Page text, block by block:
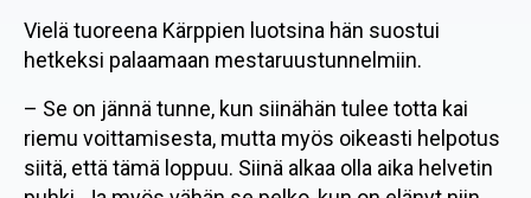
Vielä tuoreena Kärppien luotsina hän suostui
hetkeksi palaamaan mestaruustunnelmiin.
– Se on jännä tunne, kun siinähän tulee totta kai
riemu voittamisesta, mutta myös oikeasti helpotus
siitä, että tämä loppuu. Siinä alkaa olla aika helvetin